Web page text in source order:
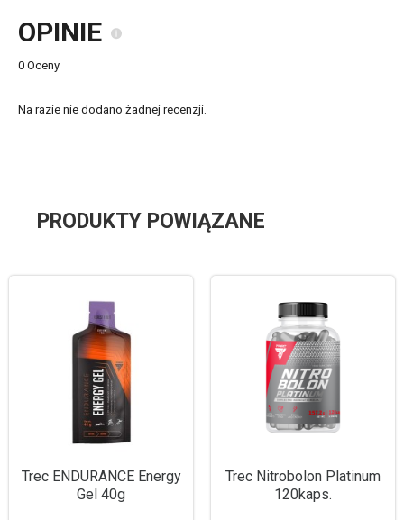
OPINIE
0 Oceny
Na razie nie dodano żadnej recenzji.
PRODUKTY POWIĄZANE
Trec ENDURANCE Energy
Gel 40g
Trec Nitrobolon Platinum
120kaps.